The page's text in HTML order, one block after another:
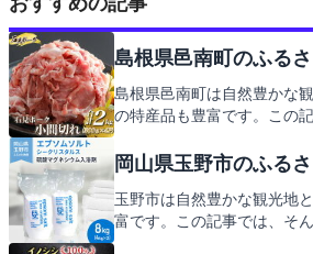
島根県邑南町のふる
島根県邑南町は自然豊かな
の特産品も豊富です。この
ます。地元の味覚や工芸品
岡山県玉野市のふる
玉野市は自然豊かな観光地
富です。この記事では、そ